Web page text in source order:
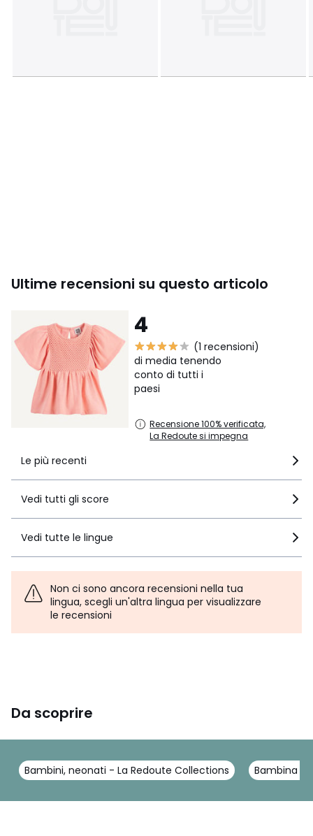
Ultime recensioni su questo articolo
4
(1 recensioni)
di media tenendo
conto di tutti i
paesi
Recensione 100% verificata,
La Redoute si impegna
Le più recenti
Vedi tutti gli score
Vedi tutte le lingue
Non ci sono ancora recensioni nella tua
lingua, scegli un'altra lingua per visualizzare
le recensioni
Da scoprire
Bambini, neonati - La Redoute Collections Bambina -